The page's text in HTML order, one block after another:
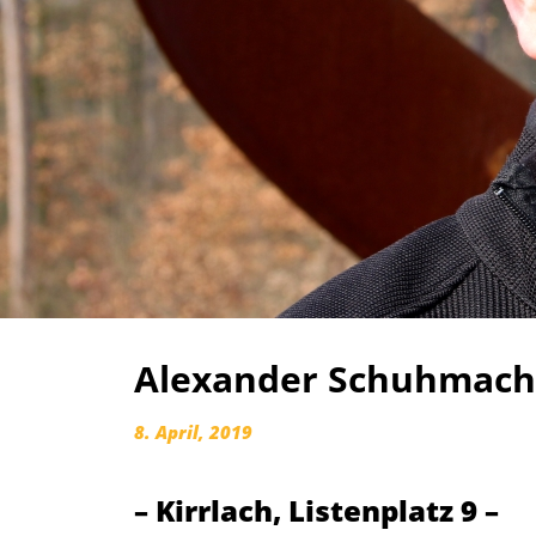
Alexander
8. April, 2019
– Kirrlach, Listenplatz 9 –